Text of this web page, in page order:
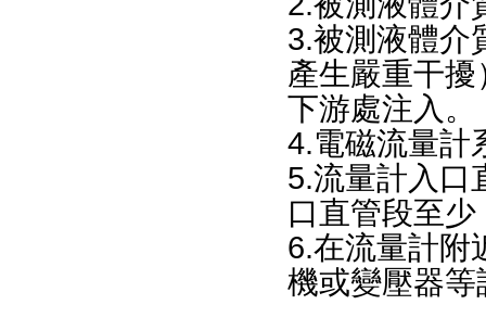
3.被測液體介
產生嚴重干
下游處注入。
4.電磁流量計
5.流量計入口
口直管段至
6.在流量計附
機或變壓器等